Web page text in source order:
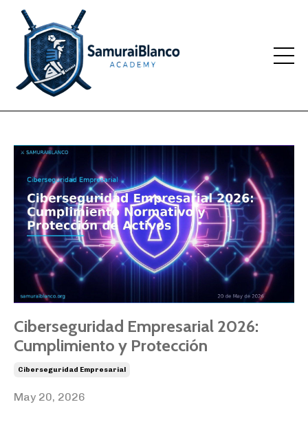
Ciberseguridad Empresarial 2026:
Cumplimiento y Protección
Ciberseguridad Empresarial
May 20, 2026